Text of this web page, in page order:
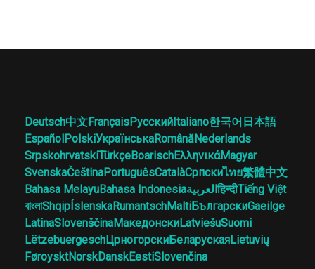
Deutsch中文FrançaisРусскийItaliano한국어 日本語
EspañolPolskiУкраїнськаRomânăNederlands
SrpskohrvatskiTürkçeBoarischΕλληνικάMagyar
SvenskaČeštinaPortuguêsCatalàСрпскиไทย繁體中文
Bahasa MelayuBahasa Indonesiaالعربيةहिन्दीTiếng Việt
বাংলাShqipÍslenskaRumantschMaltiБългарскиGaeilge
LatinaSlovenščinaМакедонскиLatviešuSuomi
LëtzebuergeschЦрногорскиБеларускаяLietuvių
FøroysktNorskDanskEestiSlovenčina